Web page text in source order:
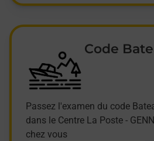
Code
Passez l'examen du code
dans le Centre La Poste -
chez vous